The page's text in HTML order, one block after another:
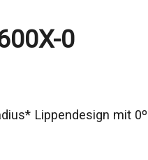
0
Lippendesign mit 0º